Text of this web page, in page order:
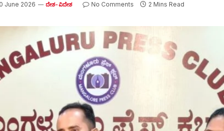
June 2026 ದೇಶ-ವಿದೇಶ No Comments 2 Mins Read